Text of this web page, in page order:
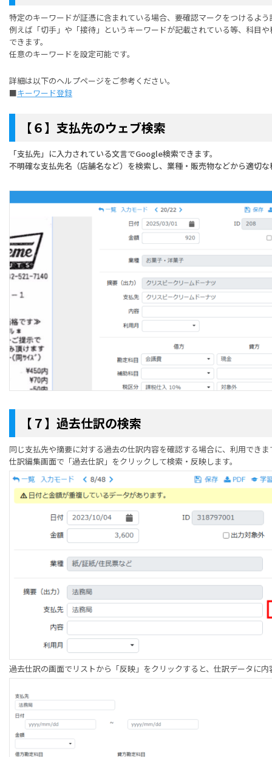
特定のキーワードが証憑に含まれている場合、要確認マークをつけるよ
例えば「切手」や「接待」というキーワードが記載されている等、科目
できます。
任意のキーワードを設定可能です。
詳細は以下のヘルプページをご参考ください。
■キーワード登録
【６】支払先のウェブ検索
「支払先」に入力されている文言でGoogle検索できます。
不明確な支払先名（店舗名など）を検索し、業種・販売物などから適切
【７】過去仕訳の検索
同じ支払先や摘要に対する過去の仕訳内容を確認する場合に、利用できま
仕訳編集画面で「過去仕訳」をクリックして検索・反映します。
過去仕訳の画面でリストから「反映」をクリックすると、仕訳データに内